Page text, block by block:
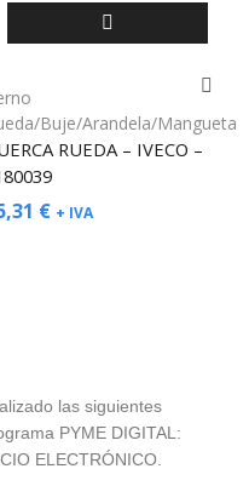
Buje/Arandela/Mangueta
RUEDA – IVECO –
€ + IVA
las siguientes
PYME DIGITAL:
ELECTRÓNICO.